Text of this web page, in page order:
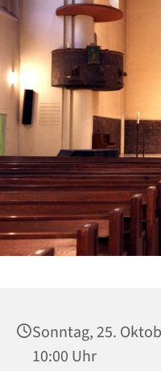
Sonntag, 25.
10:00 Uhr